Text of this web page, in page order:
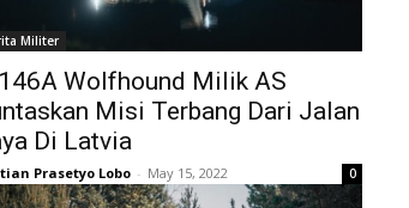
Militer
Wolfhound Milik AS
Misi Terbang Dari Jalan
Di Latvia
Prasetyo Lobo - May 15, 2022 0